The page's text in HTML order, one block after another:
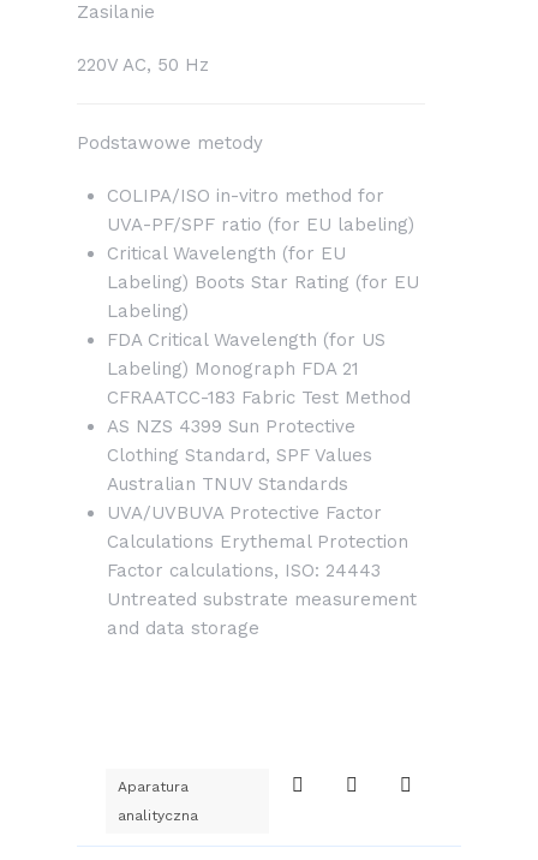
Zasilanie
220V AC, 50 Hz
Podstawowe metody
COLIPA/ISO in-vitro method for
UVA-PF/SPF ratio (for EU labeling)
Critical Wavelength (for EU
Labeling) Boots Star Rating (for EU
Labeling)
FDA Critical Wavelength (for US
Labeling) Monograph FDA 21
CFRAATCC-183 Fabric Test Method
AS NZS 4399 Sun Protective
Clothing Standard, SPF Values
Australian TNUV Standards
UVA/UVBUVA Protective Factor
Calculations Erythemal Protection
Factor calculations, ISO: 24443
Untreated substrate measurement
and data storage
Aparatura
analityczna